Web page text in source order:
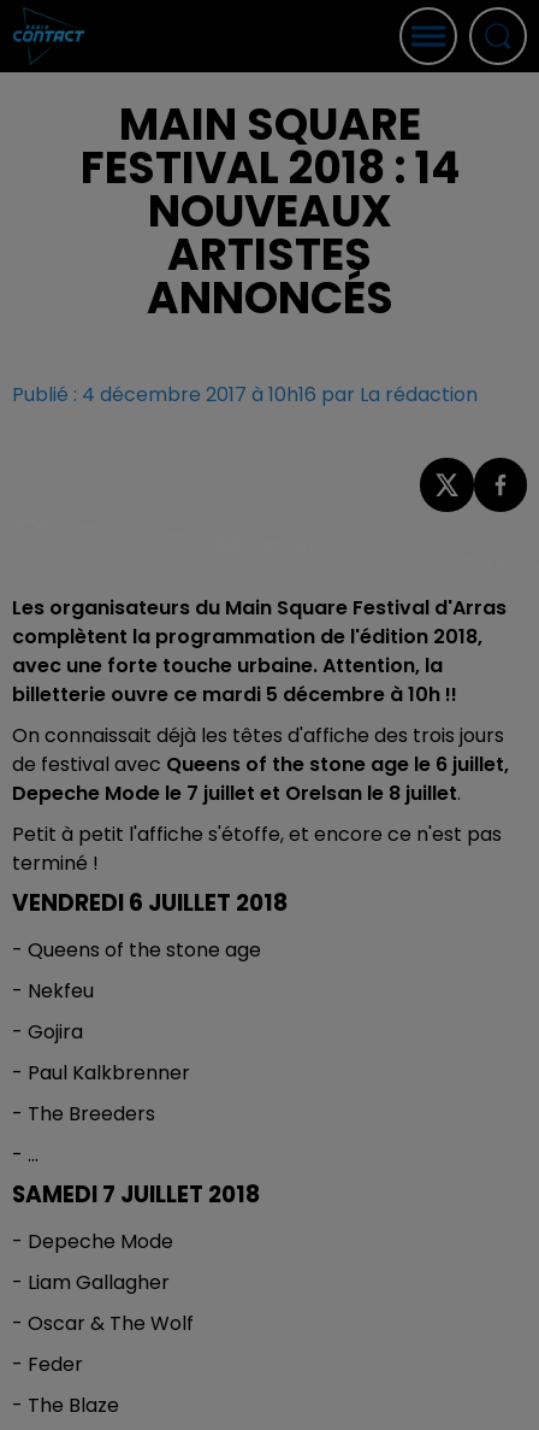
MAIN SQUARE
FESTIVAL 2018 : 14
NOUVEAUX
ARTISTES
ANNONCÉS
Publié : 4 décembre 2017 à 10h16 par La rédaction
Les organisateurs du Main Square Festival d'Arras
complètent la programmation de l'édition 2018,
avec une forte touche urbaine. Attention, la
billetterie ouvre ce mardi 5 décembre à 10h !!
On connaissait déjà les têtes d'affiche des trois jours
de festival avec Queens of the stone age le 6 juillet,
Depeche Mode le 7 juillet et Orelsan le 8 juillet.
Petit à petit l'affiche s'étoffe, et encore ce n'est pas
terminé !
VENDREDI 6 JUILLET 2018
- Queens of the stone age
- Nekfeu
- Gojira
- Paul Kalkbrenner
- The Breeders
- ...
SAMEDI 7 JUILLET 2018
- Depeche Mode
- Liam Gallagher
- Oscar & The Wolf
- Feder
- The Blaze